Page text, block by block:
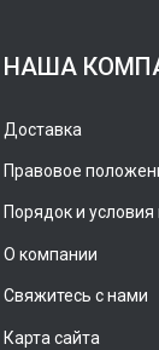
НАША
Доставка
Правовое
Порядок и
О компании
Свяжитесь с нами
Карта сайта